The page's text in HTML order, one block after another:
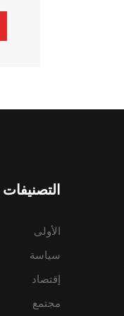
التصنيفات
الأولى
سياسة
إقتصاد
مجتمع